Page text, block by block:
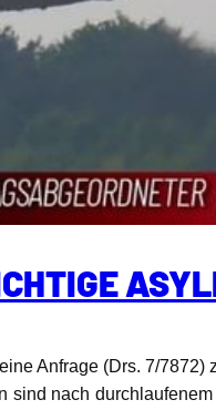
Anfrage (Drs. 7/7872)
sind nach